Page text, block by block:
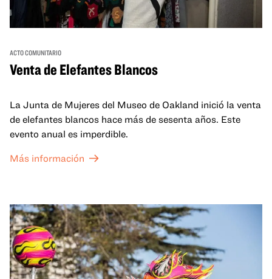
ACTO COMUNITARIO
Venta de Elefantes Blancos
La Junta de Mujeres del Museo de Oakland inició la venta
de elefantes blancos hace más de sesenta años. Este
evento anual es imperdible.
Más información